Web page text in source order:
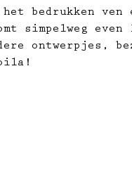
het bedrukken
simpelweg
ontwerpjes,